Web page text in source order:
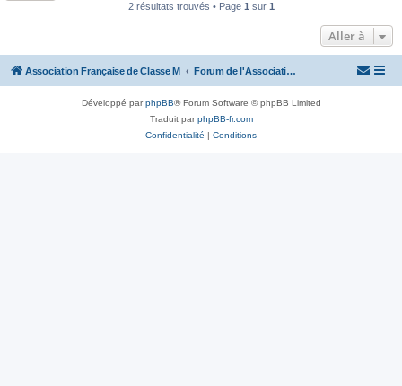
2 résultats trouvés • Page 1 sur 1
Aller à
Association Française de Classe M Forum de l'Association Française de Classe M
Développé parphpBB® Forum Software © phpBB Limited
Traduit parphpBB-fr.com
Confidentialité | Conditions